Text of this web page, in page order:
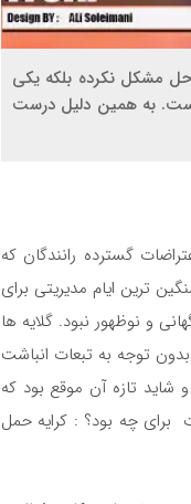
حل مشکل نکرده بلکه یکی
به همین دلیل درست
بحران سال 97 را به یاد می آورند. اعتراضات گسترده رانندگان که
ترین ایام مدیریتی برای
و نوظهور نبود. گلایه ها
توجه به تبعات انباشت
شاید تازه آن موقع بود که
چه بود؟ : کرایه حمل